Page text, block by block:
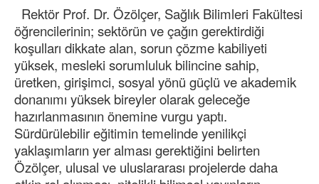
Rektör Prof. Dr. Özölçer, Sağlık Bilimleri Fakültesi
öğrencilerinin; sektörün ve çağın gerektirdiği
koşulları dikkate alan, sorun çözme kabiliyeti
yüksek, mesleki sorumluluk bilincine sahip,
üretken, girişimci, sosyal yönü güçlü ve akademik
donanımı yüksek bireyler olarak geleceğe
hazırlanmasının önemine vurgu yaptı.
Sürdürülebilir eğitimin temelinde yenilikçi
yaklaşımların yer alması gerektiğini belirten
Özölçer, ulusal ve uluslararası projelerde daha